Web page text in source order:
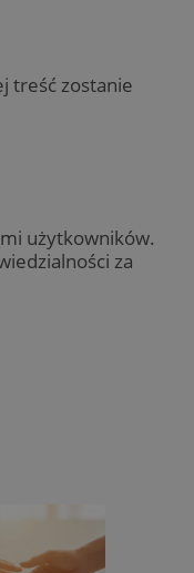
treść zostanie
użytkowników.
za